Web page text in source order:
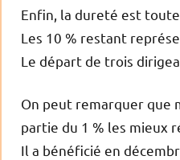
Enfin, la dureté est
Les 10 % restant
Le départ de trois
On peut remarquer que
partie du 1 % les mieux
Il a bénéficié en